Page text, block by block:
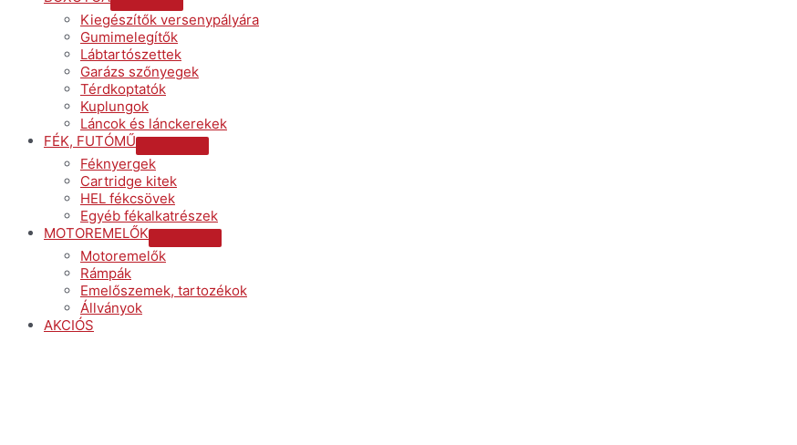
Menu
Toggle
Kiegészítők versenypályára
Gumimelegítők
Lábtartószettek
Garázs szőnyegek
Térdkoptatók
Kuplungok
Láncok és lánckerekek
FÉK, FUTÓMŰ
Menu
Féknyergek
Cartridge kitek
HEL fékcsövek
Egyéb fékalkatrészek
MOTOREMELŐK
Menu
Motoremelők
Rámpák
Emelőszemek, tartozékok
Állványok
AKCIÓS